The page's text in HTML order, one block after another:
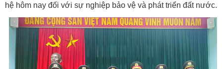
hệ hôm nay đối với sự nghiệp bảo vệ và phát triển đất nước.